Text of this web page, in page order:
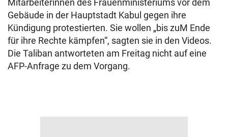
Mitarbeiterinnen des Frauenministeriums vor dem
Gebäude in der Hauptstadt Kabul gegen ihre
Kündigung protestierten. Sie wollen „bis zuM Ende
für ihre Rechte kämpfen“, sagten sie in den Videos.
Die Taliban antworteten am Freitag nicht auf eine
AFP-Anfrage zu dem Vorgang.